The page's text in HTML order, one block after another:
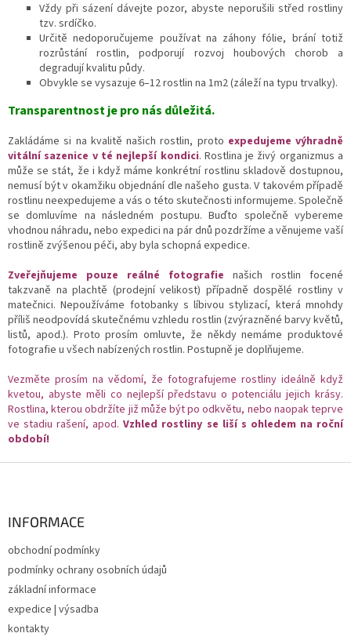
Vždy při sázení dávejte pozor, abyste neporušili střed rostliny
tzv. srdíčko.
Určitě nedoporučujeme používat na záhony fólie, brání totiž
rozrůstání rostlin, podporují rozvoj houbových chorob a
degradují kvalitu půdy.
Obvykle se vysazuje 6–12 rostlin na 1m2 (záleží na typu trvalky).
Transparentnost je pro nás důležitá.
Zakládáme si na kvalitě našich rostlin, proto expedujeme výhradně
vitální sazenice v té nejlepší kondici. Rostlina je živý organizmus a
může se stát, že i když máme konkrétní rostlinu skladově dostupnou,
nemusí být v okamžiku objednání dle našeho gusta. V takovém případě
rostlinu neexpedujeme a vás o této skutečnosti informujeme. Společně
se domluvíme na následném postupu. Buďto společně vybereme
vhodnou náhradu, nebo expedici na pár dnů pozdržíme a věnujeme vaší
rostlině zvýšenou péči, aby byla schopná expedice.
Zveřejňujeme pouze reálné fotografie našich rostlin focené
takzvaně na plachtě (prodejní velikost) případně dospělé rostliny v
matečnici. Nepoužíváme fotobanky s líbivou stylizací, která mnohdy
příliš neodpovídá skutečnému vzhledu rostlin (zvýrazněné barvy květů,
listů, apod.). Proto prosím omluvte, že někdy nemáme produktové
fotografie u všech nabízených rostlin. Postupně je doplňujeme.
Vezměte prosím na vědomí, že fotografujeme rostliny ideálně když
kvetou, abyste měli co nejlepší představu o potenciálu jejich krásy.
Rostlina, kterou obdržíte již může být po odkvětu, nebo naopak teprve
ve stadiu rašení, apod.Vzhled rostliny se liší s ohledem na roční
období!
INFORMACE
obchodní podmínky
podmínky ochrany osobních údajů
základní informace
expedice | výsadba
kontakty